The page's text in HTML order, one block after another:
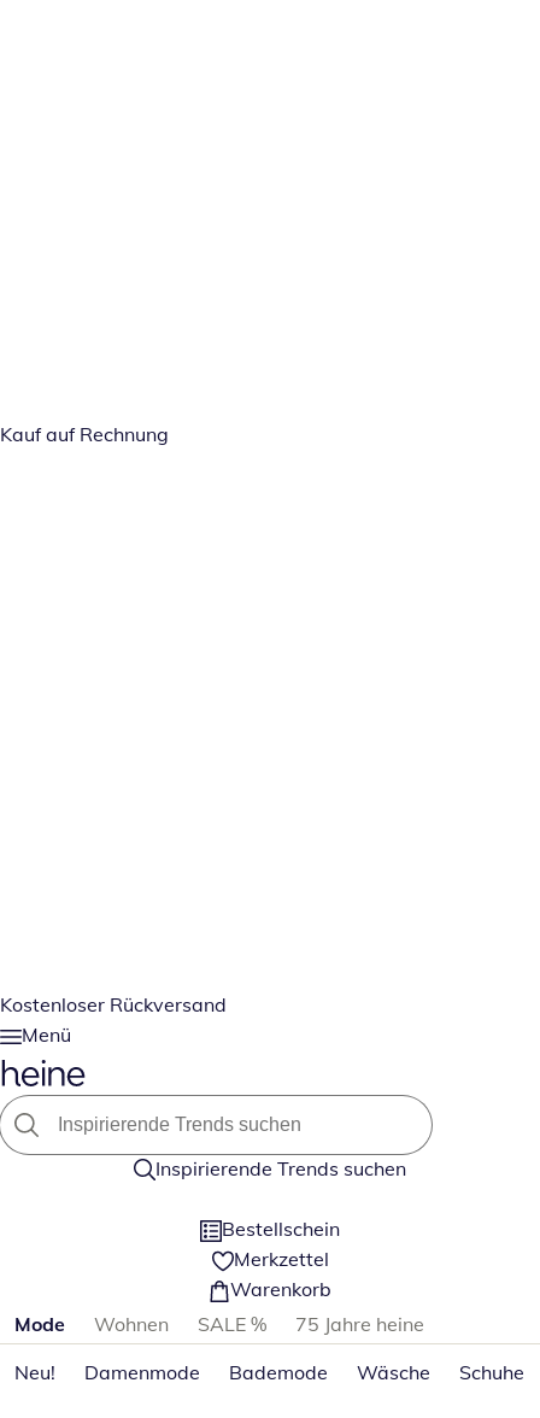
Kauf auf Rechnung
Kostenloser Rückversand
Menü
Inspirierende Trends suchen
Bestellschein
Merkzettel
Warenkorb
Produktkategorien überspringen
Mode Wohnen SALE %
75 Jahre heine
Neu!
Damenmode Bademode Wäsche Schuhe